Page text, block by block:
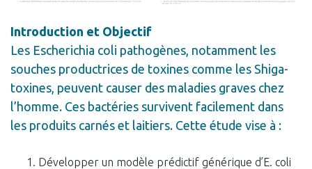
Introduction et Objectif
Les Escherichia coli pathogènes, notamment les
souches productrices de toxines comme les Shiga-
toxines, peuvent causer des maladies graves chez
l’homme. Ces bactéries survivent facilement dans
les produits carnés et laitiers. Cette étude vise à :
Développer un modèle prédictif générique d’E. coli